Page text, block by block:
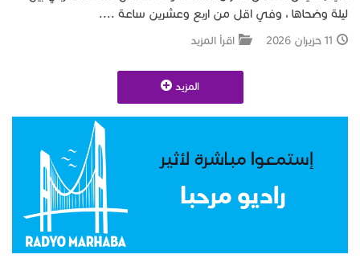
ليلة وضحاها ، وفي اقل من اربع وعشرين ساعة ....
11 حزيران 2026 اقرأ المزيد
المزيد